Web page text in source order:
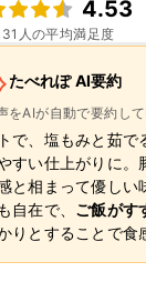
4.53
人の平均満足度
たべれぽ AI要約
をAIが自動で要約し
で、塩もみと茹で
すい仕上がりに。
と相まって優しい
自在で、 ご飯がす
りとすることで食